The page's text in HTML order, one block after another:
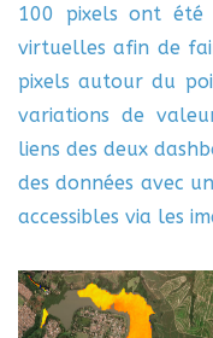
100 pixels ont été
virtuelles afin de
pixels autour du
variations de
liens des deux
des données avec
accessibles via les